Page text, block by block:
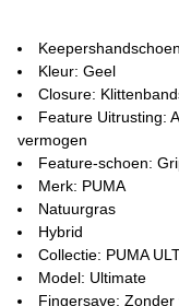
Kleur: Geel
Closure:
Feature Uitrusting:
vermogen
Feature-schoen:
Merk: PUMA
Natuurgras
Hybrid
Collectie: PUMA
Model: Ultimate
Fingersave: